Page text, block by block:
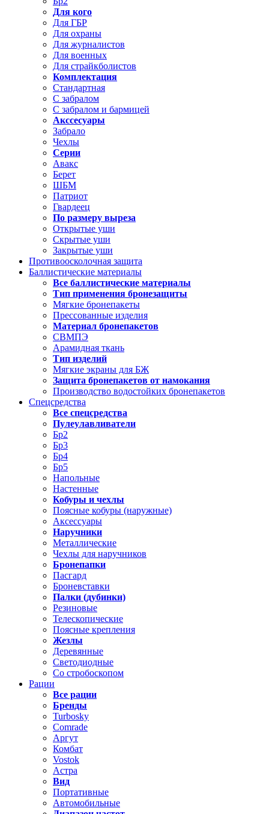
Для кого
Для ГБР
Для охраны
Для журналистов
Для военных
Для страйкболистов
Комплектация
Стандартная
С забралом
С забралом и бармицей
Акссесуары
Забрало
Чехлы
Серии
Авакс
Берет
ШБМ
Патриот
Гвардеец
По размеру выреза
Открытые уши
Скрытые уши
Закрытые уши
Противоосколочная защита
Баллистические материалы
Все баллистические материалы
Тип применения бронезащиты
Мягкие бронепакеты
Прессованные изделия
Материал бронепакетов
СВМПЭ
Арамидная ткань
Тип изделий
Мягкие экраны для БЖ
Защита бронепакетов от намокания
Производство водостойких бронепакетов
Спецсредства
Все спецсредства
Пулеулавливатели
Бр2
Бр3
Бр4
Бр5
Напольные
Настенные
Кобуры и чехлы
Поясные кобуры (наружные)
Аксессуары
Наручники
Металлические
Чехлы для наручников
Бронепапки
Пасгард
Броневставки
Палки (дубинки)
Резиновые
Телескопические
Поясные крепления
Жезлы
Деревянные
Светодиодные
Со стробоскопом
Рации
Все рации
Бренды
Turbosky
Comrade
Аргут
Комбат
Vostok
Астра
Вид
Портативные
Автомобильные